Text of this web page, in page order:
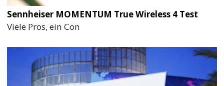
Sennheiser MOMENTUM True Wireless 4 Test
Viele Pros, ein Con